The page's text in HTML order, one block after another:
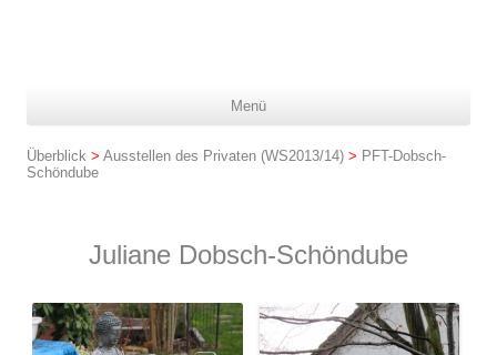
Menü
Überblick > Ausstellen des Privaten (WS2013/14) > PFT-Dobsch-
Schöndube
Juliane Dobsch-Schöndube